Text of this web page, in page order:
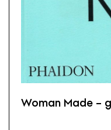
Woman Made –